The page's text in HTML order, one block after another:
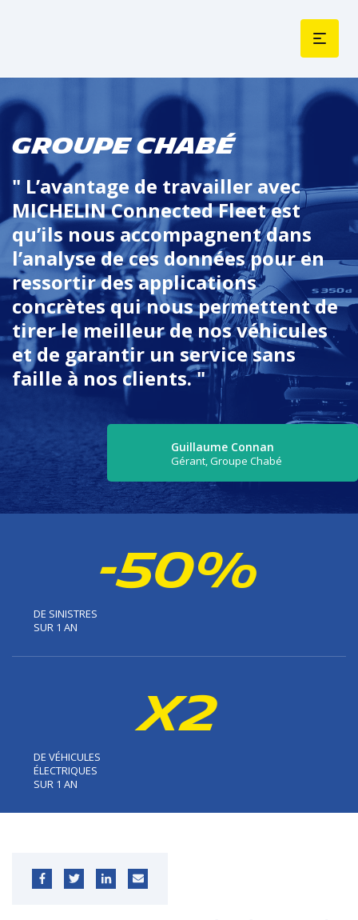
GROUPE CHABÉ
" L’avantage de travailler avec
MICHELIN Connected Fleet est
qu’ils nous accompagnent dans
l’analyse de ces données pour en
ressortir des applications
concrètesqui nous permettent de
tirer le meilleur de nos véhicules
etde garantir un service sans
faille à nos clients."
Guillaume Connan
Gérant, Groupe Chabé
-50%
DE SINISTRES
SUR 1 AN
x2
DE VÉHICULES
ÉLECTRIQUES
SUR 1 AN